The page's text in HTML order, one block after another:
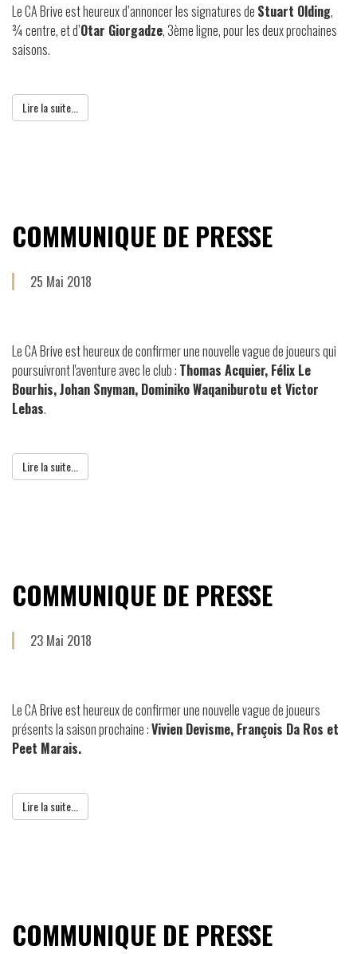
Le CA Brive est heureux d’annoncer les signatures de Stuart Olding,
¾ centre, et d’Otar Giorgadze, 3ème ligne, pour les deux prochaines
saisons.
Lire la suite...
COMMUNIQUE DE PRESSE
25 Mai 2018
Le CA Brive est heureux de confirmer une nouvelle vague de joueurs qui
poursuivront l'aventure avec le club : Thomas Acquier, Félix Le
Bourhis, Johan Snyman, Dominiko Waqaniburotu et Victor
Lebas.
Lire la suite...
COMMUNIQUE DE PRESSE
23 Mai 2018
Le CA Brive est heureux de confirmer une nouvelle vague de joueurs
présents la saison prochaine :Vivien Devisme, François Da Ros et
Peet Marais.
Lire la suite...
COMMUNIQUE DE PRESSE